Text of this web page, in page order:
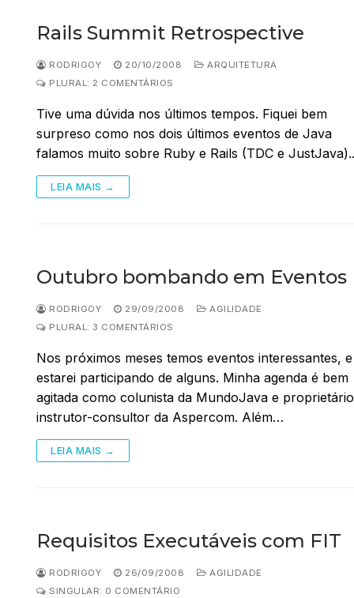
Rails Summit Retrospective
RODRIGOY 20/10/2008
ARQUITETURA
PLURAL: 2 COMENTÁRIOS
Tive uma dúvida nos últimos tempos. Fiquei bem
surpreso como nos dois últimos eventos de Java
falamos muito sobre Ruby e Rails (TDC e
LEIA MAIS →
Outubro bombando em Eventos
RODRIGOY 29/09/2008
AGILIDADE
PLURAL: 3 COMENTÁRIOS
Nos próximos meses temos eventos interessantes, e
estarei participando de alguns. Minha agenda é bem
agitada como colunista da MundoJava e
instrutor-consultor da Aspercom. Além…
LEIA MAIS →
Requisitos Executáveis com FIT
RODRIGOY 26/09/2008
AGILIDADE
SINGULAR: 0 COMENTÁRIO